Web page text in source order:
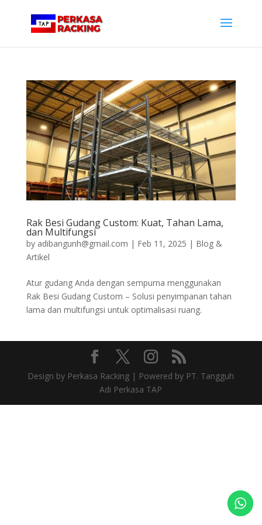
Rak Besi Gudang Custom: Kuat, Tahan Lama,
dan Multifungsi
by adibangunh@gmail.com | Feb 11, 2025 | Blog &
Artikel
Atur gudang Anda dengan sempurna menggunakan
Rak Besi Gudang Custom – Solusi penyimpanan tahan
lama dan multifungsi untuk optimalisasi ruang.
Design by Perkasa Racking | Powered by PT. Tangguh
Adi Perkasa TAP